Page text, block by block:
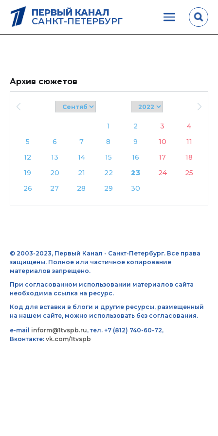
ПЕРВЫЙ КАНАЛ
САНКТ-ПЕТЕРБУРГ
Архив сюжетов
1 2 3
4
5
6 7 8 9 10
11
12
13 14 15 16 17
18
19
20 21 22 23 24
25
26
27 28 29 30
© 2003-2023, Первый Канал - Санкт-Петербург. Все права
защищены. Полное или частичное копирование
материалов запрещено.
При согласованном использовании материалов сайта
необходима ссылка на ресурс.
Код для вставки в блоги и другие ресурсы, размещенный
на нашем сайте, можно использовать без согласования.
e-mail inform@1tvspb.ru, тел. +7 (812) 740-60-72,
Вконтакте: vk.com/1tvspb